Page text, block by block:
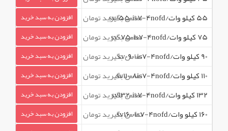
55 کیلو وات/sv0550is7-4nofd تماس بگیرید تومان افزودن به سبد خرید
75 کیلو وات/sv0750is7-4nofd تماس بگیرید تومان افزودن به سبد خرید
90 کیلو وات/sv0900is7-4nofd تماس بگیرید تومان افزودن به سبد خرید
110 کیلو وات/sv11008is7-4nofd تماس بگیرید تومان افزودن به سبد خرید
132 کیلو وات/sv1320is7-4nofd تماس بگیرید تومان افزودن به سبد خرید
160 کیلو وات/sv1600is7-4nofd تماس بگیرید تومان افزودن به سبد خرید